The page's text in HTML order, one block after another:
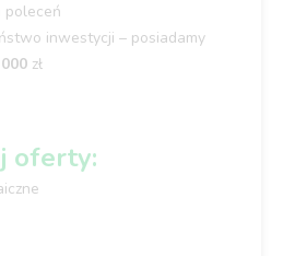
poleceń
inwestycji – posiadamy
zł
oferty: